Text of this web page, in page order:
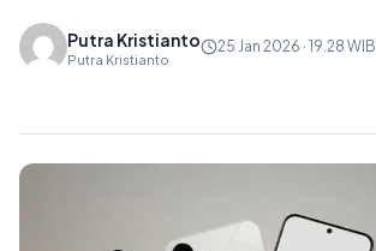
Putra Kristianto
Putra Kristianto
25 Jan 2026 · 19.28 WIB